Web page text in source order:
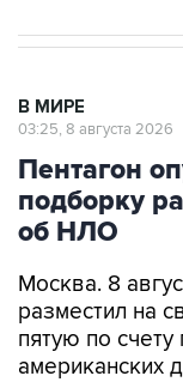
В МИРЕ
03:25, 8 августа 2026
Пентагон
подборку
об НЛО
Москва. 8
разместил на
пятую по
американских